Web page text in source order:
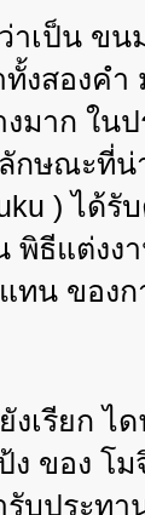
าเป็น ขน
ทั้งสองค
มาก ใ
ลักษณะ
)ได้รั
พิธีแต่ง
ทน ของ
เรียก ไ
ของ โ
รับประ